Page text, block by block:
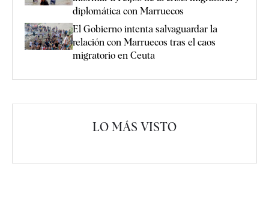
diplomática con Marruecos
El Gobierno intenta salvaguardar la
relación con Marruecos tras el caos
migratorio en Ceuta
LO MÁS VISTO